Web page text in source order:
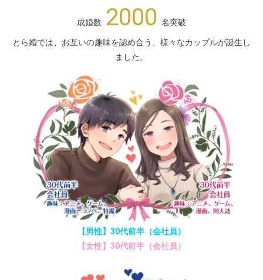
成婚数 2000 名突破
とら婚では、お互いの趣味を認め合う、様々なカップルが誕生し
ました。
【男性】30代前半（会社員）
【女性】30代前半（会社員）